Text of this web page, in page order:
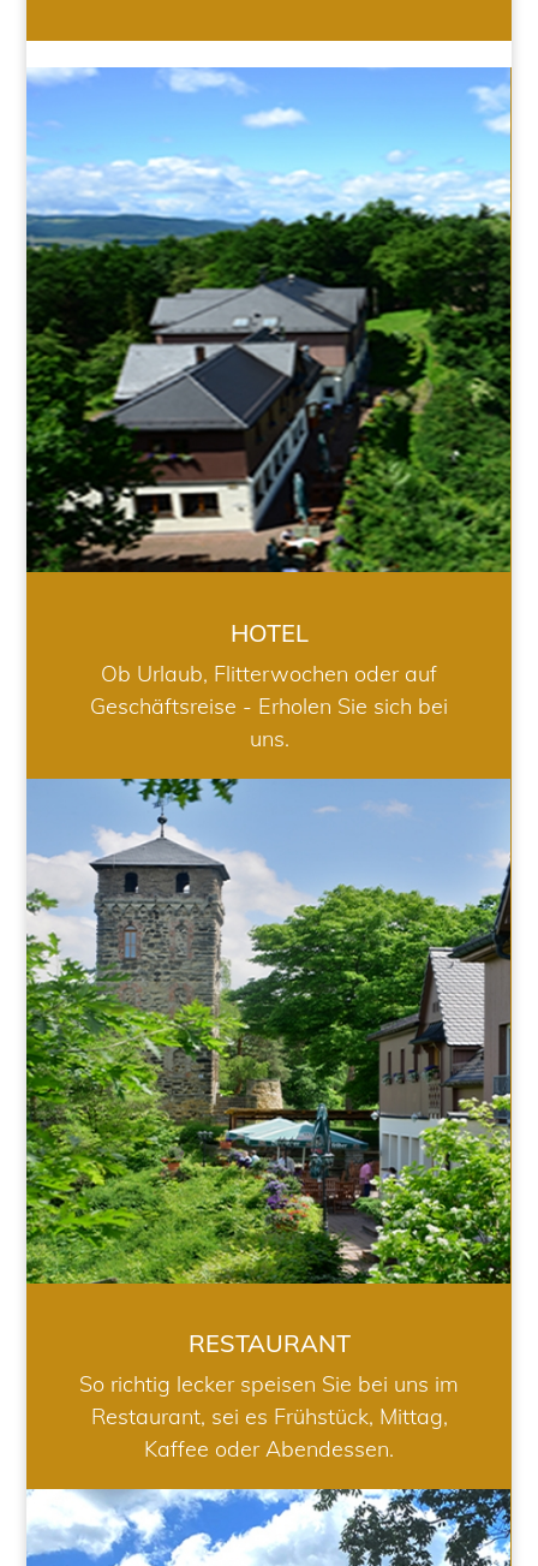
HOTEL
HOTEL
Ob Urlaub, Flitterwochen oder auf
Geschäftsreise - Erholen Sie sich bei
uns.
RESTAURANT
RESTAURANT
So richtig lecker speisen Sie bei uns im
Restaurant, sei es Frühstück, Mittag,
Kaffee oder Abendessen.